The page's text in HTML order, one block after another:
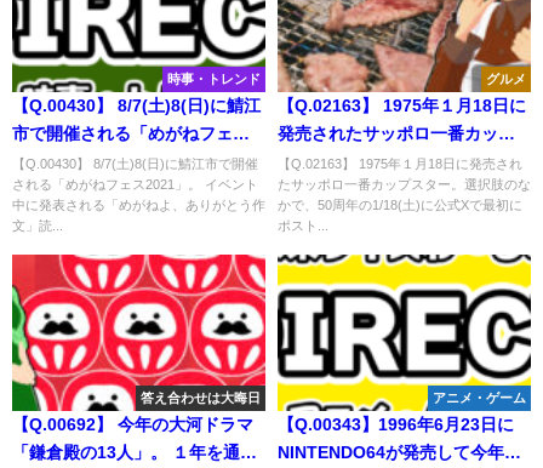
時事・トレンド
【Q.00430】 8/7(土)8(日)に鯖江
市で開催される「めがねフェス
2021」。 イベント中に発表され
る「めがねよ、ありがとう作
文」読者大賞に選ばれるのは？
【Q.00430】 8/7(土)8(日)に鯖江市で開催
される「めがねフェス2021」。 イベント
中に発表される「めがねよ、ありがとう作
文」読...
グルメ
【Q.02163】 1975年１月18日に
発売されたサッポロ一番カップ
スター。選択肢のなかで、50周
年の1/18(土)に公式Xで最初にポ
ストされる内容は？
【Q.02163】 1975年１月18日に発売され
たサッポロ一番カップスター。選択肢のな
かで、50周年の1/18(土)に公式Xで最初に
ポスト...
答え合わせは大晦日
【Q.00692】 今年の大河ドラマ
「鎌倉殿の13人」。 １年を通じ
アニメ・ゲーム
【Q.00343】1996年6月23日に
NINTENDO64が発売して今年で